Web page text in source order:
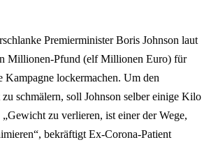
Premierminister Boris Johnson laut
Millionen-Pfund (elf Millionen Euro) für
Kampagne lockermachen. Um den
schmälern, soll Johnson selber einige Kilo
„Gewicht zu verlieren, ist einer der Wege,
bekräftigt Ex-Corona-Patient